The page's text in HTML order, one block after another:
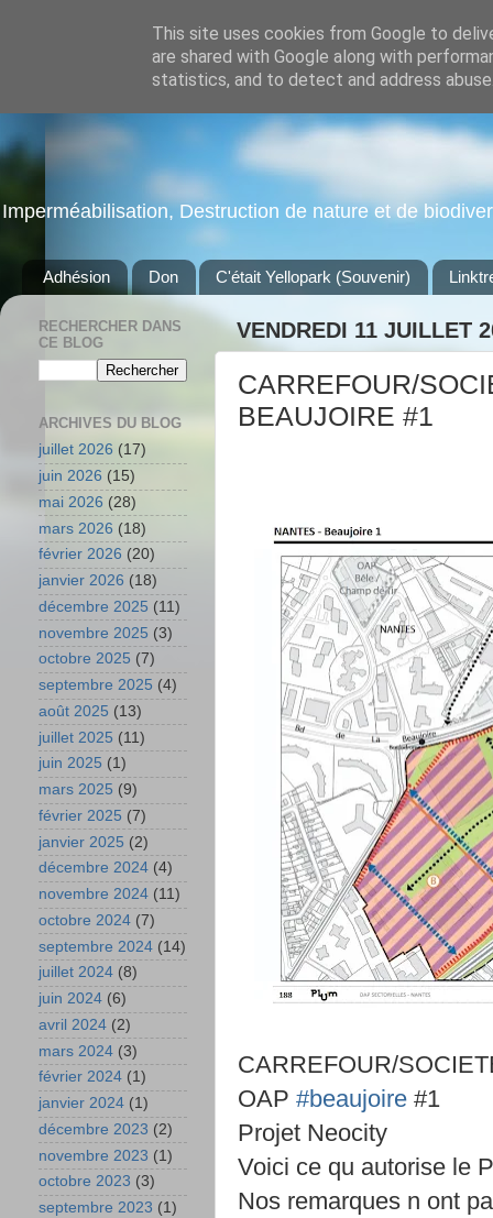
Imperméabilisation, Destruction de nature et de
Adhésion Don C'était Yellopark (Souvenir)
VENDREDI 11 JUILLET
CARREFOUR/
BEAUJOIRE #1
CARREFOUR/
OAP #beaujoire #1
Projet Neocity
Voici ce qu autorise le
Nos remarques n ont
RECHERCHER DANS
CE BLOG
ARCHIVES DU BLOG
juillet 2026 (17)
juin 2026 (15)
mai 2026 (28)
mars 2026 (18)
février 2026 (20)
janvier 2026 (18)
décembre 2025 (11)
novembre 2025 (3)
octobre 2025 (7)
septembre 2025 (4)
août 2025 (13)
juillet 2025 (11)
juin 2025 (1)
mars 2025 (9)
février 2025 (7)
janvier 2025 (2)
décembre 2024 (4)
novembre 2024 (11)
octobre 2024 (7)
septembre 2024 (14)
juillet 2024 (8)
juin 2024 (6)
avril 2024 (2)
mars 2024 (3)
février 2024 (1)
janvier 2024 (1)
décembre 2023 (2)
novembre 2023 (1)
octobre 2023 (3)
septembre 2023 (1)
This site uses cookies from Google to
are shared with Google along with
statistics, and to detect and address